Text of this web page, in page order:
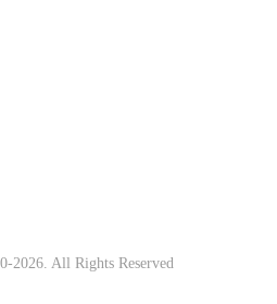
2026. All Rights Reserved